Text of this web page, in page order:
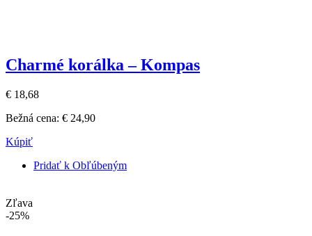
Charmé korálka – Kompas
€ 18,68
Bežná cena: € 24,90
Kúpiť
Pridať k Obľúbeným
Zľava
-25%